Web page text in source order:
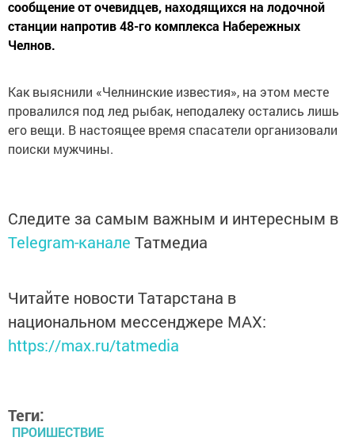
сообщение от очевидцев, находящихся на лодочной
станции напротив 48-го комплекса Набережных
Челнов.
Как выяснили «Челнинские известия», на этом месте
провалился под лед рыбак, неподалеку остались лишь
его вещи. В настоящее время спасатели организовали
поиски мужчины.
Следите за самым важным и интересным в
Telegram-канале Татмедиа
Читайте новости Татарстана в
национальном мессенджере MАХ:
https://max.ru/tatmedia
Теги:
ПРОИШЕСТВИЕ